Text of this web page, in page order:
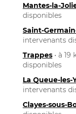
Mantes-la-
disponibles
Saint-
intervenants
Trappes • à
disponibles
La Queue-les-
intervenants
Clayes-sous-